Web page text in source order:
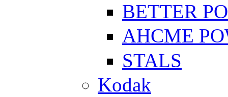
BETTER
AHCME
STALS
Kodak